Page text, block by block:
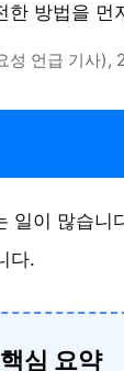
한 방법을 먼
성 언급 기사
일이 많습니
다.
핵심 요약